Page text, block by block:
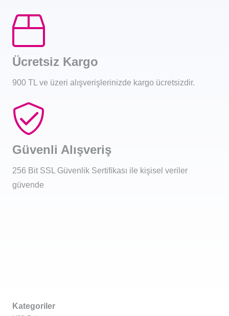
Ücretsiz Kargo
900 TL ve üzeri alışverişlerinizde kargo ücretsizdir.
Güvenli Alışveriş
256 Bit SSL Güvenlik Sertifikası ile kişisel veriler
güvende
Kategoriler